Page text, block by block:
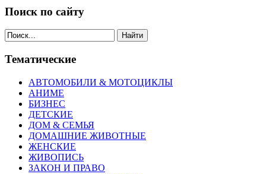
Поиск по сайту
Найти
Тематические
АВТОМОБИЛИ & МОТОЦИКЛЫ
АНИМЕ
БИЗНЕС
ДЕТСКИЕ
ДОМ & СЕМЬЯ
ДОМАШНИЕ ЖИВОТНЫЕ
ЖЕНСКИЕ
ЖИВОПИСЬ
ЗАКОН И ПРАВО